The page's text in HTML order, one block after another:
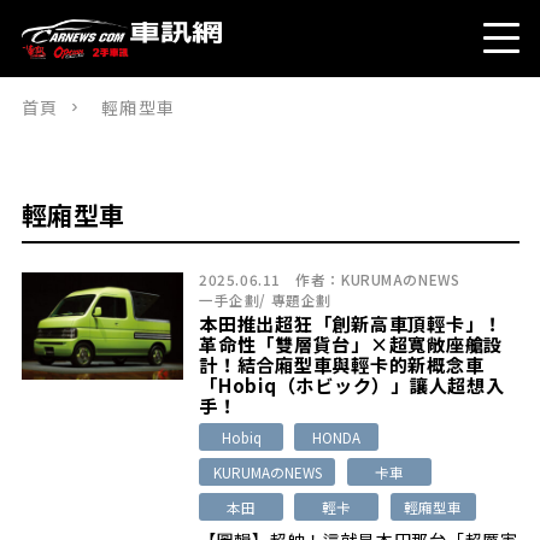
首頁 輕廂型車
輕廂型車
2025.06.11 作者： KURUMAのNEWS
一手企劃/ 專題企劃
本田推出超狂「創新高車頂輕卡」！
革命性「雙層貨台」×超寬敞座艙設
計！結合廂型車與輕卡的新概念車
「Hobiq（ホビック）」讓人超想入
手！
Hobiq
HONDA
KURUMAのNEWS
卡車
本田
輕卡 輕廂型車